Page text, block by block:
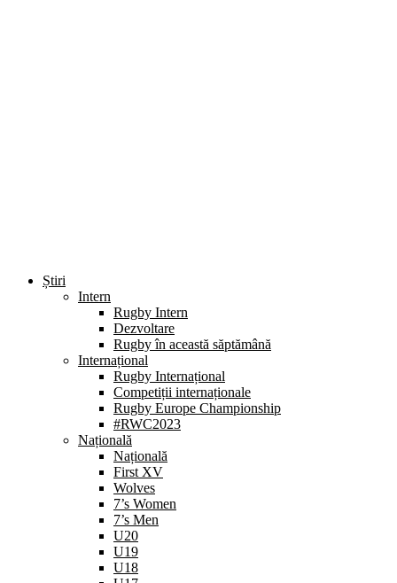
Știri
Intern
Rugby Intern
Dezvoltare
Rugby în această săptămână
Internațional
Rugby Internațional
Competiții internaționale
Rugby Europe Championship
#RWC2023
Națională
Națională
First XV
Wolves
7’s Women
7’s Men
U20
U19
U18